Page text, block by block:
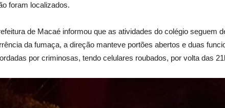
foram localizados.
de Macaé informou que as atividades do colégio seguem
da fumaça, a direção manteve portões abertos e duas
por criminosas, tendo celulares roubados, por volta das